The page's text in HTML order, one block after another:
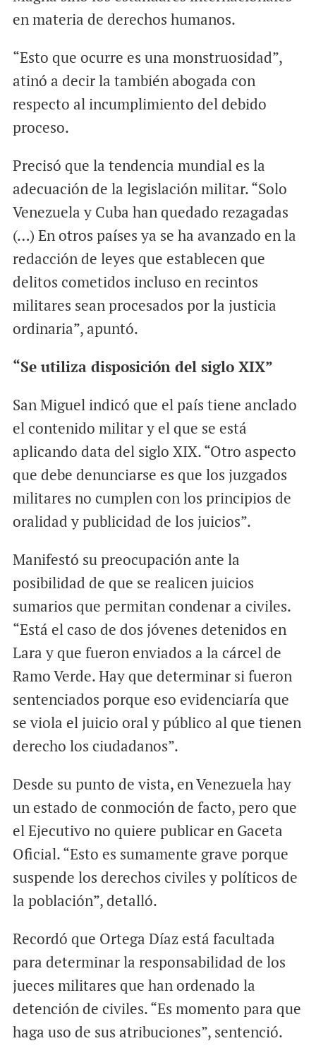
en materia de derechos humanos.
“Esto que ocurre es una monstruosidad”,
atinó a decir la también abogada con
respecto al incumplimiento del debido
proceso.
Precisó que la tendencia mundial es la
adecuación de la legislación militar. “Solo
Venezuela y Cuba han quedado rezagadas
(…) En otros países ya se ha avanzado en la
redacción de leyes que establecen que
delitos cometidos incluso en recintos
militares sean procesados por la justicia
ordinaria”, apuntó.
“Se utiliza disposición del siglo XIX”
San Miguel indicó que el país tiene anclado
el contenido militar y el que se está
aplicando data del siglo XIX. “Otro aspecto
que debe denunciarse es que los juzgados
militares no cumplen con los principios de
oralidad y publicidad de los juicios”.
Manifestó su preocupación ante la
posibilidad de que se realicen juicios
sumarios que permitan condenar a civiles.
“Está el caso de dos jóvenes detenidos en
Lara y que fueron enviados a la cárcel de
Ramo Verde. Hay que determinar si fueron
sentenciados porque eso evidenciaría que
se viola el juicio oral y público al que tienen
derecho los ciudadanos”.
Desde su punto de vista, en Venezuela hay
un estado de conmoción de facto, pero que
el Ejecutivo no quiere publicar en Gaceta
Oficial. “Esto es sumamente grave porque
suspende los derechos civiles y políticos de
la población”, detalló.
Recordó que Ortega Díaz está facultada
para determinar la responsabilidad de los
jueces militares que han ordenado la
detención de civiles. “Es momento para que
haga uso de sus atribuciones”, sentenció.